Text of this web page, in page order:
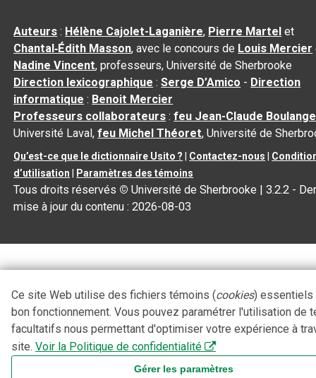
Auteurs : Hélène Cajolet-Laganière, Pierre Martel et
Chantal‑Édith Masson, avec le concours de Louis Mercier
Nadine Vincent, professeurs, Université de Sherbrooke
Direction lexicographique :Serge D’Amico - Direction
informatique : Benoit Mercier
Professeurs collaborateurs :feu Jean-Claude
Université Laval,feu Michel Théoret, Université de
Qu’est-ce que le dictionnaire Usito ? Contactez-nous
d’utilisation
Paramètres des témoins
Tous droits réservés © Université de Sherbrooke |3.2.2 -
mise à jour du contenu :2026-08-03
Ce site Web utilise des fichiers témoins (cookies) essentiels
bon fonctionnement. Vous pouvez paramétrer l'utilisation de
facultatifs nous permettant d'optimiser votre expérience à
site. Voir la Politique de confidentialité
Gérer les paramètres